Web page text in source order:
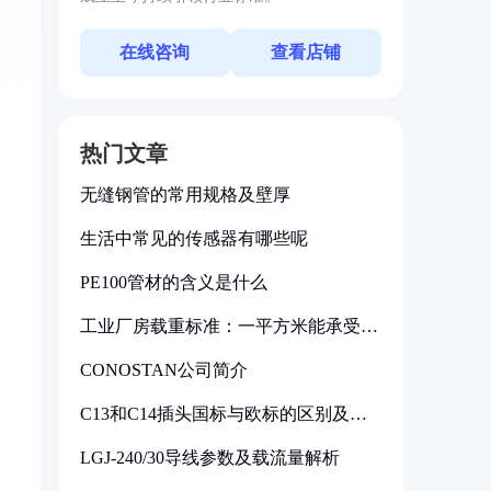
在线咨询 查看店铺
热门文章
无缝钢管的常用规格及壁厚
生活中常见的传感器有哪些呢
PE100管材的含义是什么
工业厂房载重标准：一平方米能承受多
CONOSTAN公司简介
C13和C14插头国标与欧标的区别及其
LGJ-240/30导线参数及载流量解析